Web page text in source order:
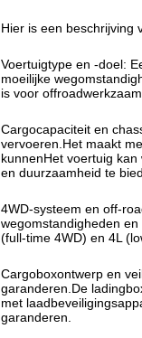
Hier is een beschrijving
Voertuigtype en -doel:
moeilijke
is voor
Cargocapaciteit en
vervoeren.Het maakt
kunnenHet voertuig
en duurzaamheid te
4WD-systeem en off-
wegomstandigheden
(full-time 4WD) en 4L
Cargoboxontwerp en
garanderen.De
met
garanderen.